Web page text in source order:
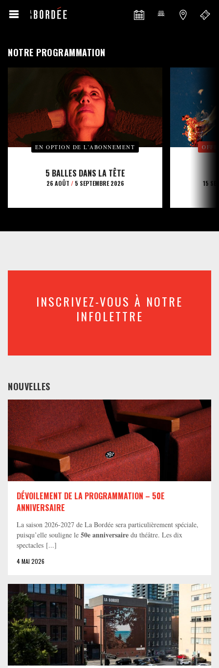
NOTRE PROGRAMMATION
EN OPTION DE L’ABONNEMENT
5 BALLES DANS LA TÊTE
26 AOÛT /5 SEPTEMBRE 2026 15
INSCRIVEZ-VOUS À NOTRE
INFOLETTRE
NOUVELLES
DÉVOILEMENT DE LA PROGRAMMATION – 50E
ANNIVERSAIRE
La saison 2026-2027 de La Bordée sera particulièrement spéciale,
puisqu’elle souligne le 50e anniversaire du théâtre. Les dix
spectacles [...]
4 MAI 2026